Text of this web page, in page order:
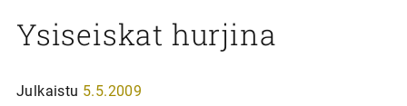
Ysiseiskat hurjina
Julkaistu 5.5.2009